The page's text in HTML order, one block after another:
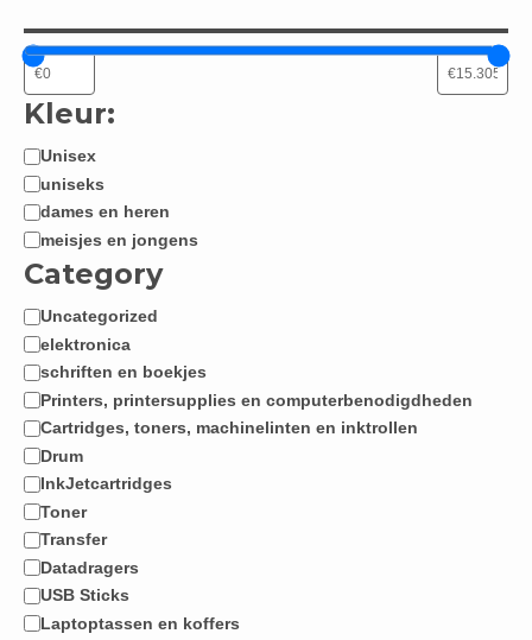
Kleur:
Jongen
/
Meisje:
Unisex
uniseks
dames en heren
meisjes en jongens
Category
Categorie
Uncategorized
elektronica
schriften en boekjes
Printers, printersupplies en computerbenodigdheden
Cartridges, toners, machinelinten en inktrollen
Drum
InkJetcartridges
Toner
Transfer
Datadragers
USB Sticks
Laptoptassen en koffers